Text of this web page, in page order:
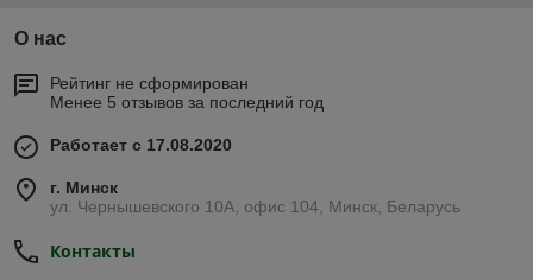
О нас
Рейтинг не сформирован
Менее 5 отзывов за последний год
Работает с 17.08.2020
г. Минск
ул. Чернышевского 10А, офис 104, Минск, Беларусь
Контакты